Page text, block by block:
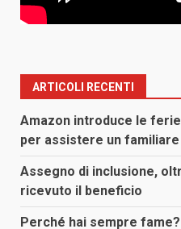
ARTICOLI RECENTI
Amazon introduce le
per assistere un familiare
Assegno di inclusione,
ricevuto il beneficio
Perché hai sempre